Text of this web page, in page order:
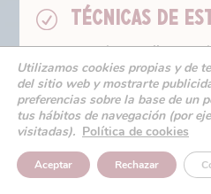
R TÉCNICAS DE
Gracias a ellas
de estudio y tu
R AULA DE MATES
Si necesitas
matemáticas y tu
Utilizamos cookies propias y de
del sitio web y mostrarte
preferencias sobre la base de un
tus hábitos de navegación (por
visitadas). Política de cookies
Aceptar Rechazar